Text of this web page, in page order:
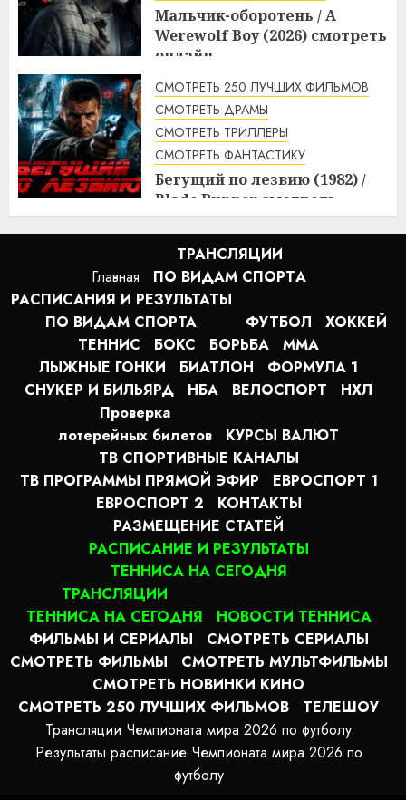
Мальчик-оборотень / A
Werewolf Boy (2026) смотреть
онлайн
3:10 10.08.2026
СМОТРЕТЬ 250 ЛУЧШИХ ФИЛЬМОВ
СМОТРЕТЬ ДРАМЫ
СМОТРЕТЬ ТРИЛЛЕРЫ
СМОТРЕТЬ ФАНТАСТИКУ
Бегущий по лезвию (1982) /
Blade Runner смотреть
онлайн
Главная
ТРАНСЛЯЦИИ
ПО ВИДАМ СПОРТA
РАСПИСАНИЯ И РЕЗУЛЬТАТЫ
ПО ВИДАМ СПОРТА
ФУТБОЛ
ХОККЕЙ
ТЕННИС
БОКС БОРЬБА
MMA
ЛЫЖНЫЕ ГОНКИ
БИАТЛОН
ФОРМУЛА 1
СНУКЕР И БИЛЬЯРД
НБА ВЕЛОСПОРТ
НХЛ
Проверка
лотерейных билетов
КУРСЫ ВАЛЮТ
ТВ СПОРТИВНЫЕ КАНАЛЫ
ТВ ПРОГРАММЫ ПРЯМОЙ ЭФИР
ЕВРОСПОРТ 1
ЕВРОСПОРТ 2
КОНТАКТЫ
РАЗМЕЩЕНИЕ СТАТЕЙ
РАСПИСАНИЕ И РЕЗУЛЬТАТЫ
ТЕННИСА НА СЕГОДНЯ
ТРАНСЛЯЦИИ
ТЕННИСА НА СЕГОДНЯ
НОВОСТИ ТЕННИСА
ФИЛЬМЫ И СЕРИАЛЫ
СМОТРЕТЬ СЕРИАЛЫ
СМОТРЕТЬ ФИЛЬМЫ
СМОТРЕТЬ МУЛЬТФИЛЬМЫ
СМОТРЕТЬ НОВИНКИ КИНО
СМОТРЕТЬ 250 ЛУЧШИХ ФИЛЬМОВ
ТЕЛЕШОУ
Трансляции Чемпионата мира 2026 по футболу
Результаты расписание Чемпионата мира 2026 по
футболу